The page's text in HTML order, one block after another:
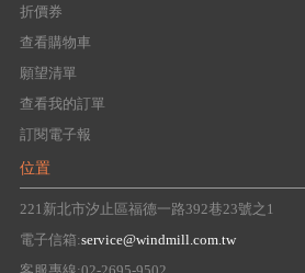
折價券
查看購物車
願望清單
查看我的訂單
訂閱電子報
位置
221新北市汐止區福德一路392巷23號之1
電子信箱:service@windmill.com.tw